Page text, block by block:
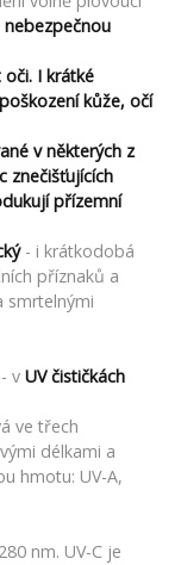
nebezpečnou
I krátké
kůže, očí
v některých z
znečišťujících
přízemní
- i krátkodobá
příznaků a
smrtelnými
- vUV čističkách
ve třech
délkami a
hmotu: UV-A,
nm. UV-C je